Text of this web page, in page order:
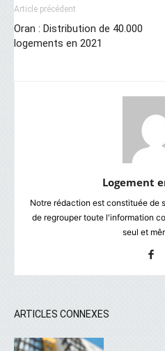
Article précédent
Oran : Distribution de 40.000
logements en 2021
Logement
Notre rédaction est constituée de
de regrouper toute l'information
seul et
ARTICLES CONNEXES